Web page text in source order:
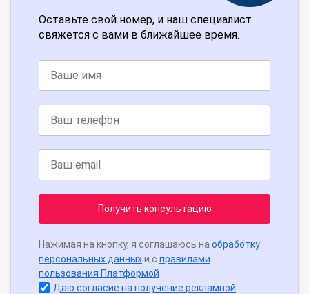
Оставьте свой номер, и наш специалист
свяжется с вами в ближайшее время.
Получить консультацию
Нажимая на кнопку, я соглашаюсь на обработку
персональных данныхи с правилами
пользования Платформой
Даю согласие на получение рекламной